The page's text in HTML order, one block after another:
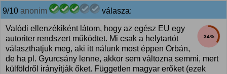
9/10 anonim válasza:
34%
Valódi ellenzékiként látom, hogy az egész EU egy
autoriter rendszert működtet. Mi csak a helytartót
választhatjuk meg, aki itt nálunk most éppen Orbán,
de ha pl. Gyurcsány lenne, akkor sem változna semmi, mert
külföldről irányítják őket. Független magyar erőket (ezek